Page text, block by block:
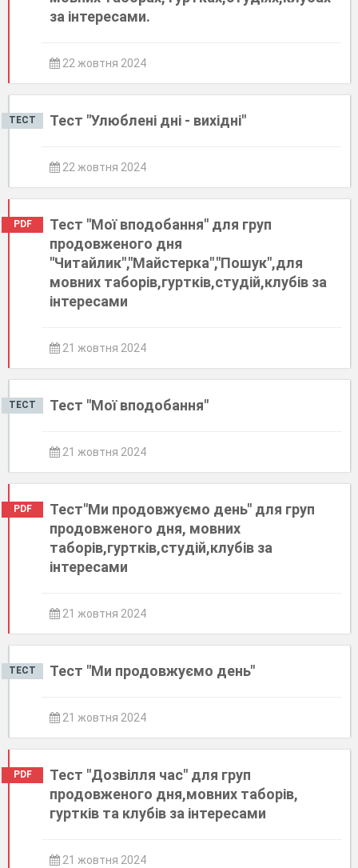
за інтересами.
22 жовтня 2024
ТЕСТ Тест "Улюблені дні - вихідні"
22 жовтня 2024
PDF
Тест "Мої вподобання" для груп
продовженого дня
"Читайлик","Майстерка","Пошук",для
мовних таборів,гуртків,студій,клубів за
інтересами
21 жовтня 2024
ТЕСТ Тест "Мої вподобання"
21 жовтня 2024
PDF
Тест"Ми продовжуємо день" для груп
продовженого дня, мовних
таборів,гуртків,студій,клубів за
інтересами
21 жовтня 2024
ТЕСТ Тест "Ми продовжуємо день"
21 жовтня 2024
PDF
Тест "Дозвілля час" для груп
продовженого дня,мовних таборів,
гуртків та клубів за інтересами
21 жовтня 2024